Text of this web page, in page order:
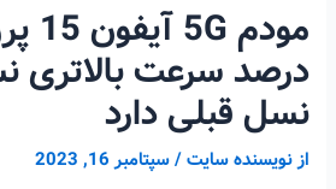
درصد سرعت بالاتری
نسل قبلی دارد
ازنویسنده سایت/سپتامبر 16, 2023